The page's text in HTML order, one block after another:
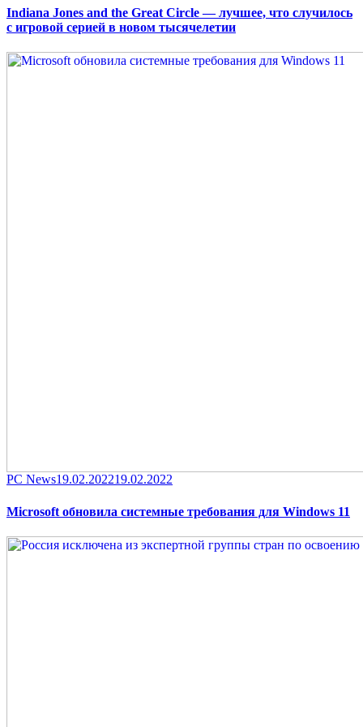
Indiana Jones and the Great Circle — лучшее, что случилось
с игровой серией в новом тысячелетии
Category
PC NewsPosted
19.02.202219.02.2022
Microsoft обновила системные требования для Windows 11